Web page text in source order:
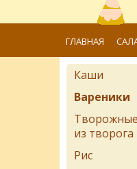
ГЛАВНАЯ
Каши
Вареники
из творога
Рис